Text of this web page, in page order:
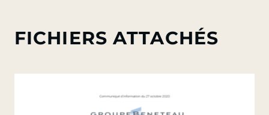
FICHIERS ATTACHÉS